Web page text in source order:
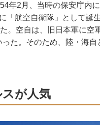
年2月、当時の保安庁内
「航空自衛隊」として誕
。空自は、旧日本軍に空
た。そのため、陸・海
が人気